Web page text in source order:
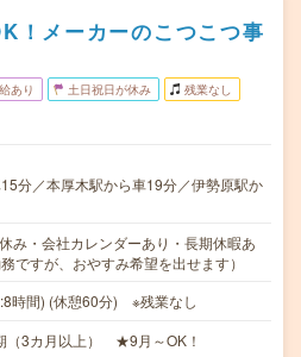
！メーカーのこつこつ事
あり 土日祝日が休み 残業なし
分／本厚木駅から車19分／伊勢原駅か
み・会社カレンダーあり・長期休暇あ
ですが、おやすみ希望を出せます）
時間) (休憩60分) ※残業なし
（3カ月以上） ★9月～OK！